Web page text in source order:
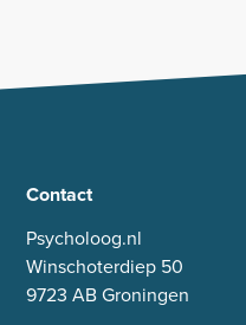
Contact
Psycholoog.nl
Winschoterdiep 50
9723 AB Groningen